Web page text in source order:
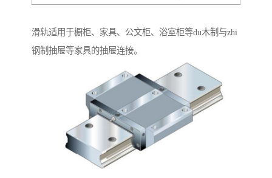
滑轨适用于橱柜、家具、公文柜、浴室柜等du木制与zhi
钢制抽屉等家具的抽屉连接。